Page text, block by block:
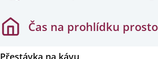
Čas na prohlídku
Přestávka na kávu